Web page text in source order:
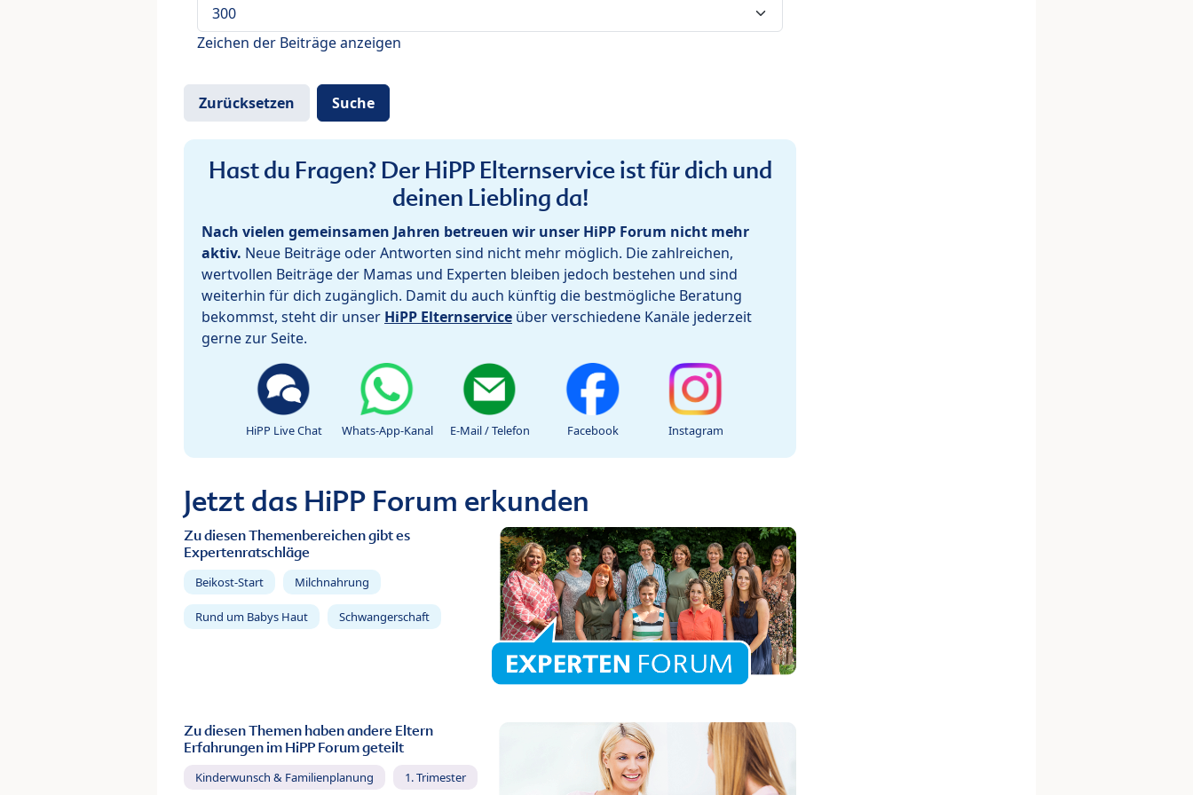
Zeichen der Beiträge anzeigen
Hast du Fragen? Der HiPP Elternservice ist für dich und
deinen Liebling da!
Nach vielen gemeinsamen Jahren betreuen wir unser HiPP Forum nicht mehr
aktiv. Neue Beiträge oder Antworten sind nicht mehr möglich. Die zahlreichen,
wertvollen Beiträge der Mamas und Experten bleiben jedoch bestehen und sind
weiterhin für dich zugänglich. Damit du auch künftig die bestmögliche Beratung
bekommst, steht dir unser HiPP Elternservice über verschiedene Kanäle jederzeit
gerne zur Seite.
HiPP Live Chat Whats-App-Kanal E-Mail / Telefon Facebook Instagram
Jetzt das HiPP Forum erkunden
Zu diesen Themenbereichen gibt es
Expertenratschläge
Beikost-Start Milchnahrung
Rund um Babys Haut Schwangerschaft
Zu diesen Themen haben andere Eltern
Erfahrungen im HiPP Forum geteilt
Kinderwunsch & Familienplanung 1. Trimester